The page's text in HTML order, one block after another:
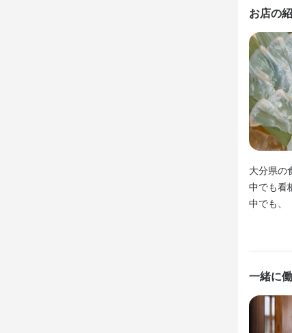
お店の
大分県の
中でも看
中でも、
プライベ
経験者
業績好
一緒に
仕
【仕事
・人材管
・食材
こ
【若いう
＼他業
成長中
・料理人
当店で
毎週厳
仕
【仕事
・接客
・人材管
こ
続々と新
「若くて
そんな人
包丁さばき
出店開業ノ
仕
【仕事
・調理
・食材管
こ
【若い
＼他業
【当社の
当店で
毎週厳
最終更新
特徴
履歴書不要
仕
【仕事
お客様の
す。
未経験の
まずは簡
1ヶ月も
こ
週2日～
【ここ